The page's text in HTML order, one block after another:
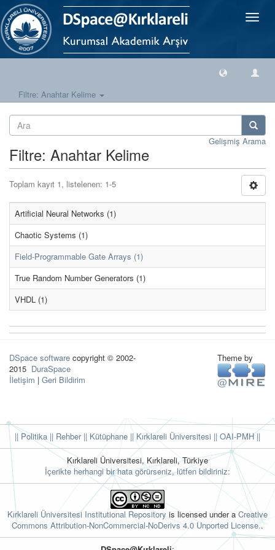
Geçiş
Filtre: Anahtar Kelime
Gelişmiş Arama
Filtre: Anahtar Kelime
Toplam kayıt 1, listelenen: 1-5
Artificial Neural Networks (1)
Chaotic Systems (1)
Field‐Programmable Gate Arrays (1)
True Random Number Generators (1)
VHDL (1)
DSpace software copyright © 2002-
2015 DuraSpace
İletişim | Geri Bildirim
Theme by
|| Politika || Rehber|| Kütüphane || Kırklareli Üniversitesi || OAI-PMH ||
Kırklareli Üniversitesi, Kırklareli, Türkiye
İçerikte herhangi bir hata görürseniz, lütfen bildiriniz:
Kırklareli Üniversitesi Institutional Repositoryis licensed under a Creative
Commons Attribution-NonCommercial-NoDerivs 4.0 Unported License..